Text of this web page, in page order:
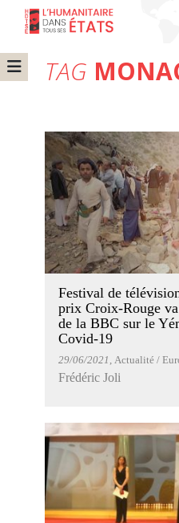
TAG
Festival de
prix Croix-Rouge
de la BBC sur le
Covid-19
29/06/2021 , Actualité /
Frédéric Joli